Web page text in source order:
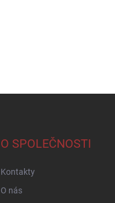
O SPOLEČNOSTI
Kontakty
O nás